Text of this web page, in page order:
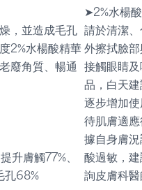
，並造成毛孔
2%水楊酸精華
廢角質、暢通
膚觸77%、
孔68%
➤2%水楊
請於清潔
外擦拭臉
接觸眼睛
品，白天建
逐步增加
待肌膚適
據自身膚
酸過敏，
詢皮膚科醫